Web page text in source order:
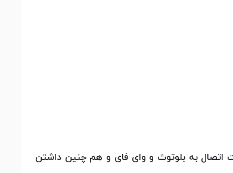
اتصال به بلوتوث و وای فای و هم چنین داشتن